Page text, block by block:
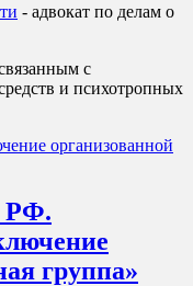
- адвокат по делам о
с
и психотропных
РФ.
группа»